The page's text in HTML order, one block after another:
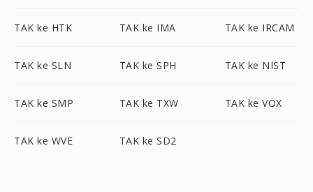
TAK ke HTK TAK ke IMA TAK ke IRCAM
TAK ke SLN TAK ke SPH TAK ke NIST
TAK ke SMP TAK ke TXW TAK ke VOX
TAK ke WVE TAK ke SD2